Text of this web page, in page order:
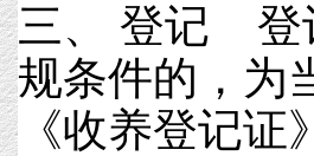
三、 登记 登
规条件的，为
《收养登记